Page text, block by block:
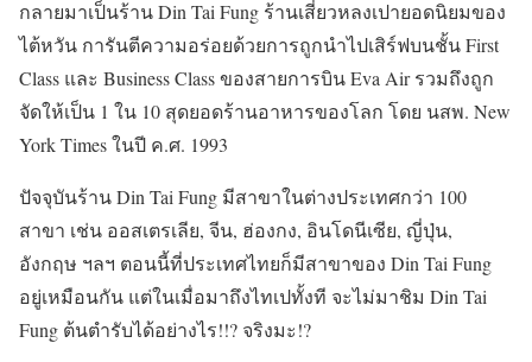
กลายมาเป็นร้าน Din Tai Fung ร้านเสี่ยวหลงเปายอดนิยมของ
ไต้หวัน การันตีความอร่อยด้วยการถูกนำไปเสิร์ฟบนชั้น First
Class และ Business Class ของสายการบิน Eva Air รวมถึงถูก
จัดให้เป็น 1 ใน 10 สุดยอดร้านอาหารของโลก โดย นสพ. New
York Times ในปี ค.ศ. 1993
ปัจจุบันร้าน Din Tai Fung มีสาขาในต่างประเทศกว่า 100
สาขา เช่น ออสเตรเลีย, จีน, ฮ่องกง, อินโดนีเซีย, ญี่ปุ่น,
อังกฤษ ฯลฯ ตอนนี้ที่ประเทศไทยก็มีสาขาของ Din Tai Fung
อยู่เหมือนกัน แต่ในเมื่อมาถึงไทเปทั้งที จะไม่มาชิม Din Tai
Fung ต้นตำรับได้อย่างไร!!? จริงมะ!?